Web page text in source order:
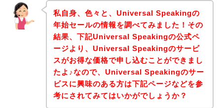
私自身、色々と、Universal Speakingの
年始セールの情報を調べてみました！その
結果、下記Universal Speakingの公式ペ
ージより、Universal Speakingのサービ
スがお得な価格で申し込むことができまし
たよ♪なので、Universal Speakingのサー
ビスに興味のある方は下記ページなどを参
考にされてみてはいかがでしょうか？